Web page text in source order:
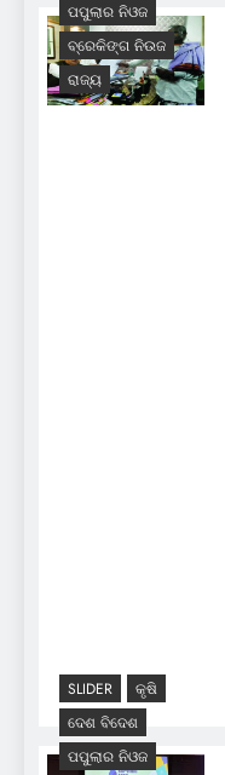
ପପୁଲାର ନିଓଜ
ବ୍ରେକିଙ୍ଗ ନିଉଜ
ରାଜ୍ୟ
SLIDER
କୃଷି
ଦେଶ ବିଦେଶ
ପପୁଲାର ନିଓଜ